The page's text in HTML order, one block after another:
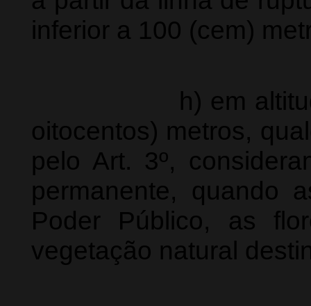
inferior a 100 (cem)
h) em altitudes
oitocentos) metros,
pelo Art. 3º,
permanente, quando
Poder Público, as
vegetação natural